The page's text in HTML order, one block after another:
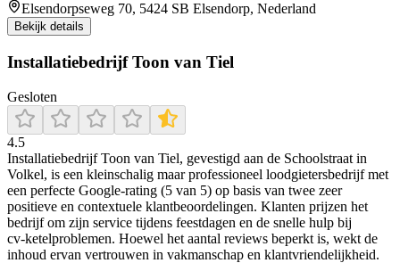
Elsendorpseweg 70, 5424 SB Elsendorp, Nederland
Bekijk details
Installatiebedrijf Toon van Tiel
Gesloten
4.5
Installatiebedrijf Toon van Tiel, gevestigd aan de Schoolstraat in
Volkel, is een kleinschalig maar professioneel loodgietersbedrijf met
een perfecte Google‑rating (5 van 5) op basis van twee zeer
positieve en contextuele klantbeoordelingen. Klanten prijzen het
bedrijf om zijn service tijdens feestdagen en de snelle hulp bij
cv‑ketelproblemen. Hoewel het aantal reviews beperkt is, wekt de
inhoud ervan vertrouwen in vakmanschap en klantvriendelijkheid.